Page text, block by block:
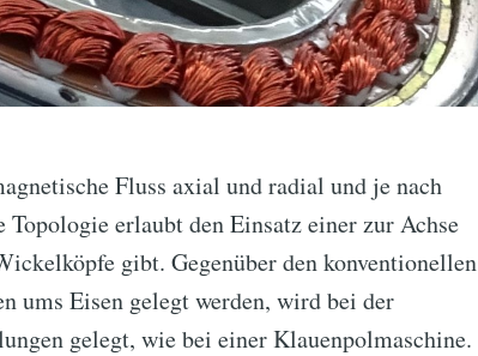
Fluss axial und radial und je nach
erlaubt den Einsatz einer zur Achse
gibt. Gegenüber den konventionellen
ums Eisen gelegt werden, wird bei der
gelegt, wie bei einer Klauenpolmaschine.